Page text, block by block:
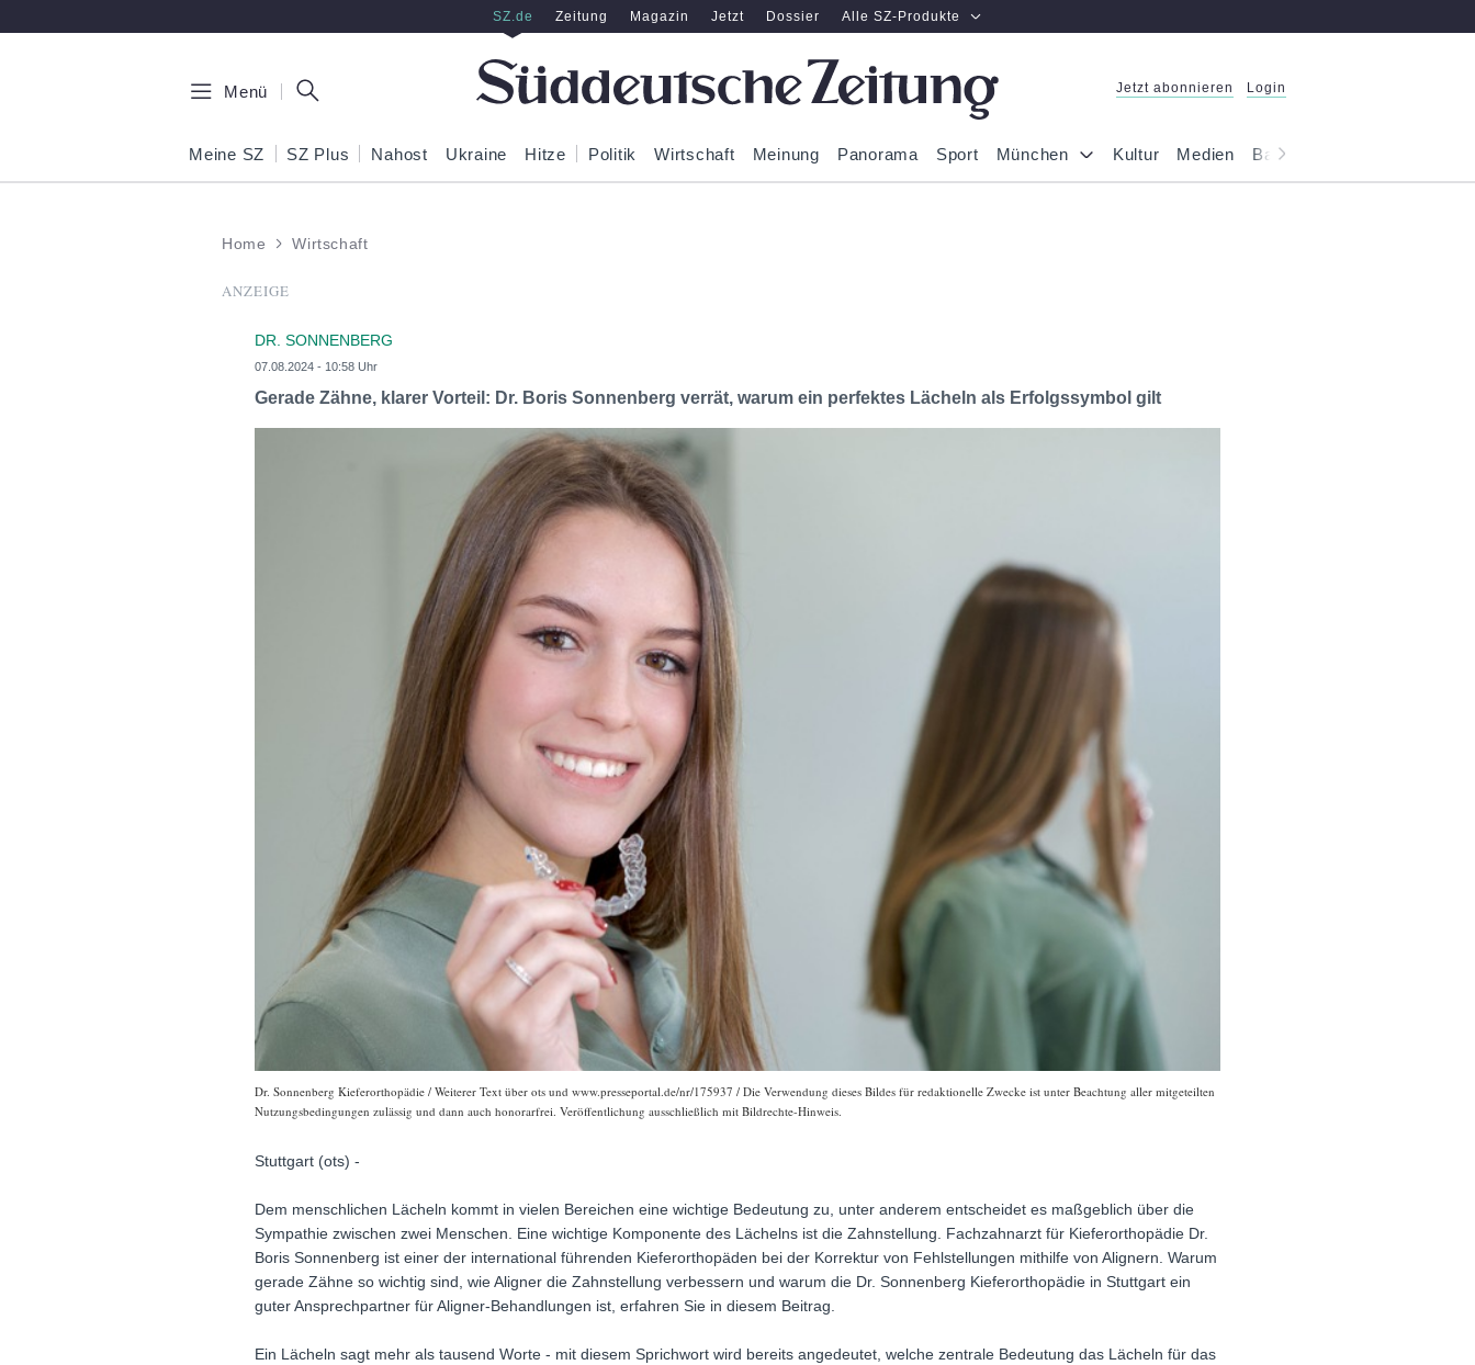
SZ.de Zeitung Magazin Jetzt Dossier Alle SZ-Produkte
Menü Jetzt abonnieren Login
Meine SZ SZ Plus Nahost Ukraine Hitze Politik Wirtschaft Meinung Panorama Sport München Kultur Medien Bayern
Home Wirtschaft
ANZEIGE
DR. SONNENBERG
07.08.2024 - 10:58 Uhr
Gerade Zähne, klarer Vorteil: Dr. Boris Sonnenberg verrät, warum ein perfektes Lächeln als Erfolgssymbol gilt
Dr. Sonnenberg Kieferorthopädie / Weiterer Text über ots und www.presseportal.de/nr/175937 / Die Verwendung dieses Bildes für redaktionelle Zwecke ist unter Beachtung aller mitgeteilten
Nutzungsbedingungen zulässig und dann auch honorarfrei. Veröffentlichung ausschließlich mit Bildrechte-Hinweis.
Stuttgart (ots) -
Dem menschlichen Lächeln kommt in vielen Bereichen eine wichtige Bedeutung zu, unter anderem entscheidet es maßgeblich über die
Sympathie zwischen zwei Menschen. Eine wichtige Komponente des Lächelns ist die Zahnstellung. Fachzahnarzt für Kieferorthopädie Dr.
Boris Sonnenberg ist einer der international führenden Kieferorthopäden bei der Korrektur von Fehlstellungen mithilfe von Alignern. Warum
gerade Zähne so wichtig sind, wie Aligner die Zahnstellung verbessern und warum die Dr. Sonnenberg Kieferorthopädie in Stuttgart ein
guter Ansprechpartner für Aligner-Behandlungen ist, erfahren Sie in diesem Beitrag.
Ein Lächeln sagt mehr als tausend Worte - mit diesem Sprichwort wird bereits angedeutet, welche zentrale Bedeutung das Lächeln für das